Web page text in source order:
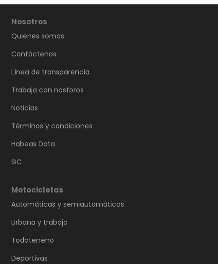
Nosotros
Quienes somos
Contáctenos
Línea de transparencia
Trabaja con nostoros
Noticias
Términos y condiciones
Habeas Data
SIC
Motocicletas
Automáticas y semiautomáticas
Urbana y trabajo
Todoterreno
Deportivas